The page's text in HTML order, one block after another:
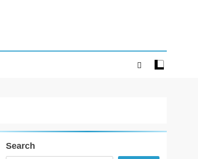
Search